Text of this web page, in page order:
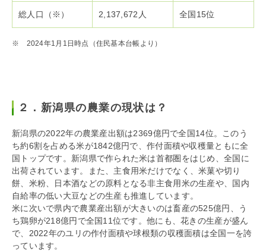
総人口（※） 2,137,672人 全国15位
※ 2024年1月1日時点（住民基本台帳より）
２．新潟県の農業の現状は？
新潟県の2022年の農業産出額は2369億円で全国14位。このう
ち約6割を占める米が1842億円で、作付面積や収穫量ともに全
国トップです。新潟県で作られた米は首都圏をはじめ、全国に
出荷されています。また、主食用米だけでなく、米菓や切り
餅、米粉、日本酒などの原料となる非主食用米の生産や、国内
自給率の低い大豆などの生産も推進しています。
米に次いで県内で農業産出額が大きいのは畜産の525億円、う
ち鶏卵が218億円で全国11位です。他にも、花きの生産が盛ん
で、2022年のユリの作付面積や球根類の収穫面積は全国一を誇
っています。